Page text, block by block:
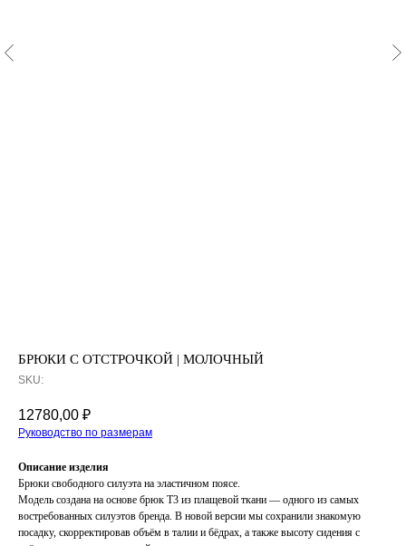
БРЮКИ С ОТСТРОЧКОЙ | МОЛОЧНЫЙ
SKU:
12780,00 ₽
Руководство по размерам
Описание изделия
Брюки свободного силуэта на эластичном поясе.
Модель создана на основе брюк Т3 из плащевой ткани — одного из самых
востребованных силуэтов бренда. В новой версии мы сохранили знакомую
посадку, скорректировав объём в талии и бёдрах, а также высоту сидения с